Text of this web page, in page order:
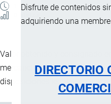
Disfrute de contenidos
adquiriendo una
DIRECTORIO
1 MINUTO
Valor obtenido y consignado
mercancías contenidas en un
disposiciones legales en